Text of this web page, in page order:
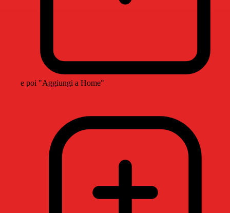
e poi "Aggiungi a Home"